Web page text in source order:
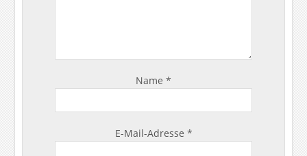
Name *
E-Mail-Adresse *